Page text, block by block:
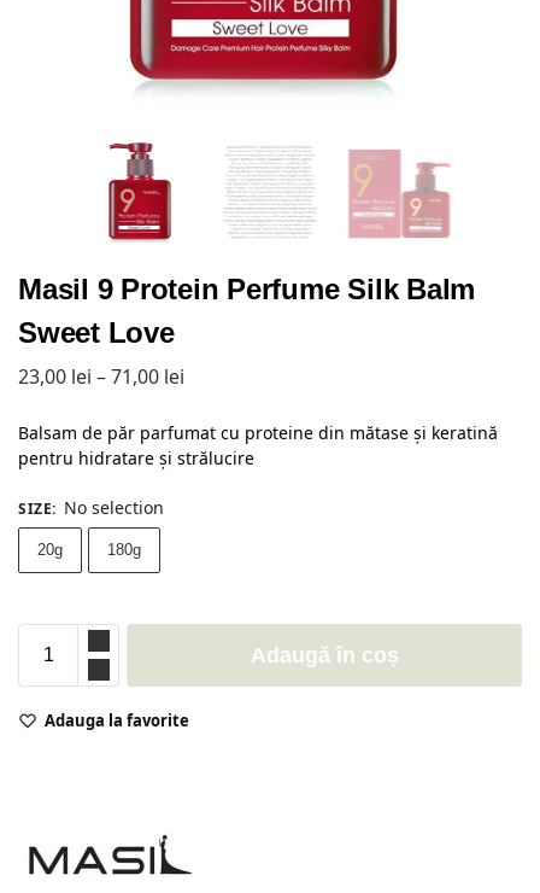
Masil 9 Protein Perfume Silk Balm
Sweet Love
23,00 lei –71,00 lei
Balsam de păr parfumat cu proteine din mătase și keratină
pentru hidratare și strălucire
SIZE: No selection
20g 180g
Adaugă în coș
Adauga la favorite